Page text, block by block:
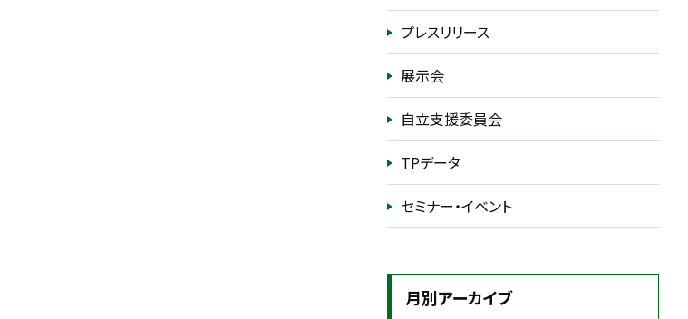
プレスリリース
展示会
自立支援委員会
TPデータ
セミナー・イベント
月別アーカイブ